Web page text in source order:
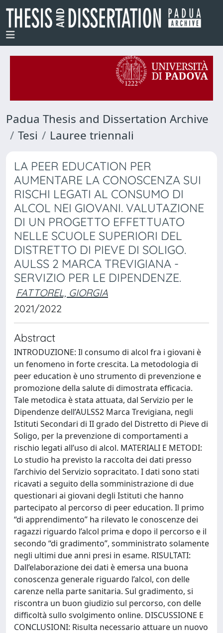
Padua Thesis and Dissertation Archive
Tesi
Lauree triennali
LA PEER EDUCATION PER
AUMENTARE LA CONOSCENZA SUI
RISCHI LEGATI AL CONSUMO DI
ALCOL NEI GIOVANI. VALUTAZIONE
DI UN PROGETTO EFFETTUATO
NELLE SCUOLE SUPERIORI DEL
DISTRETTO DI PIEVE DI SOLIGO.
AULSS 2 MARCA TREVIGIANA -
SERVIZIO PER LE DIPENDENZE.
FATTOREL, GIORGIA
2021/2022
Abstract
INTRODUZIONE: Il consumo di alcol fra i giovani è
un fenomeno in forte crescita. La metodologia di
peer education è uno strumento di prevenzione e
promozione della salute di dimostrata efficacia.
Tale metodica è stata attuata, dal Servizio per le
Dipendenze dell’AULSS2 Marca Trevigiana, negli
Istituti Secondari di II grado del Distretto di Pieve di
Soligo, per la prevenzione di comportamenti a
rischio legati all’uso di alcol. MATERIALI E METODI:
Lo studio ha previsto la raccolta dei dati presso
l’archivio del Servizio sopracitato. I dati sono stati
ricavati a seguito della somministrazione di due
questionari ai giovani degli Istituti che hanno
partecipato al percorso di peer education. Il primo
“di apprendimento” ha rilevato le conoscenze dei
ragazzi riguardo l’alcol prima e dopo il percorso e il
secondo “di gradimento”, somministrato solamente
negli ultimi due anni presi in esame. RISULTATI:
Dall’elaborazione dei dati è emersa una buona
conoscenza generale riguardo l’alcol, con delle
carenze nella parte sanitaria. Sul gradimento, si
riscontra un buon giudizio sul percorso, con delle
difficoltà sullo svolgimento online. DISCUSSIONE E
CONCLUSIONI: Risulta necessario attuare un nuovo